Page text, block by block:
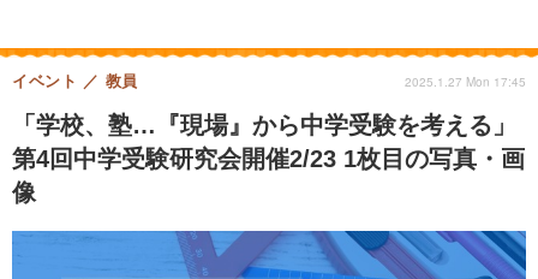
「学校、塾…『現場』から中学受験を考える」
第4回中学受験研究会開催2/23 1枚目の写真・画
像
イベント 教員 2025.1.27 Mon 17:45